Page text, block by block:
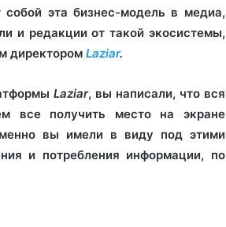
собой эта бизнес-модель в медиа,
и редакции от такой экосистемы,
директором Laziar.
Laziar, вы написали, что вся
все получить место на экране
вы имели в виду под этими
и потребления информации, по